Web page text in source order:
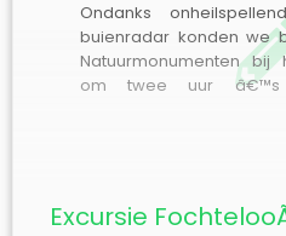
Ondanks
buienradar konden we
Natuurmonumenten bij
om twee uur â€™s
[…]
Excursie